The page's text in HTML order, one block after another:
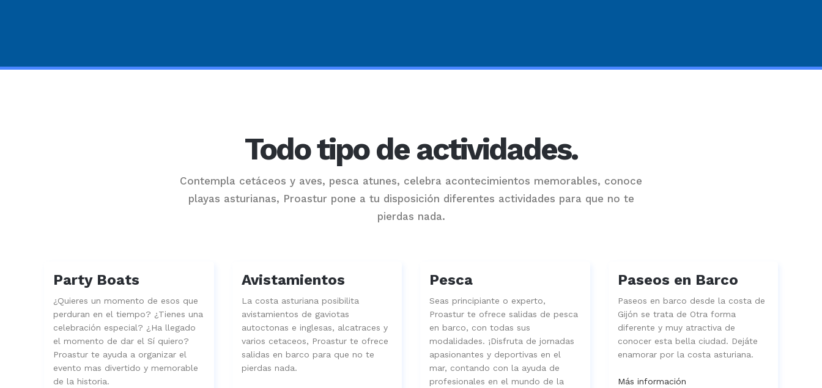
Todo tipo de actividades.
Contempla cetáceos y aves, pesca atunes, celebra acontecimientos memorables, conoce
playas asturianas, Proastur pone a tu disposición diferentes actividades para que no te
pierdas nada.
Party Boats
¿Quieres un momento de esos que
perduran en el tiempo? ¿Tienes una
celebración especial? ¿Ha llegado
el momento de dar el Sí quiero?
Proastur te ayuda a organizar el
evento mas divertido y memorable
de la historia.
Avistamientos
La costa asturiana posibilita
avistamientos de gaviotas
autoctonas e inglesas, alcatraces y
varios cetaceos, Proastur te ofrece
salidas en barco para que no te
pierdas nada.
Pesca
Seas principiante o experto,
Proastur te ofrece salidas de pesca
en barco, con todas sus
modalidades. ¡Disfruta de jornadas
apasionantes y deportivas en el
mar, contando con la ayuda de
profesionales en el mundo de la
Paseos en Barco
Paseos en barco desde la costa de
Gijón se trata de Otra forma
diferente y muy atractiva de
conocer esta bella ciudad. Dejáte
enamorar por la costa asturiana.
Más información